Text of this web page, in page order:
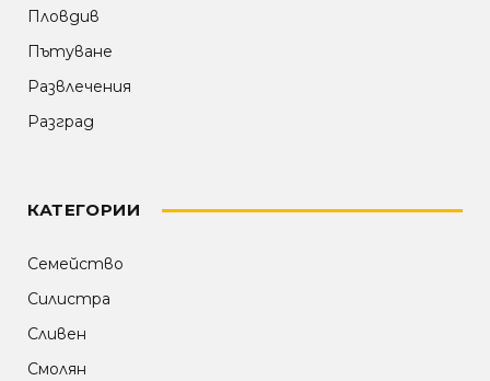
Пловдив
Пътуване
Развлечения
Разград
КАТЕГОРИИ
Семейство
Силистра
Сливен
Смолян